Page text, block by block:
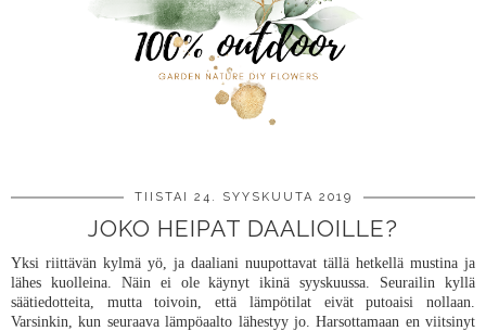
TIISTAI 24. SYYSKUUTA 2019
JOKO HEIPAT DAALIOILLE?
Yksi riittävän kylmä yö, ja daaliani nuupottavat tällä hetkellä mustina ja
lähes kuolleina. Näin ei ole käynyt ikinä syyskuussa. Seurailin kyllä
säätiedotteita, mutta toivoin, että lämpötilat eivät putoaisi nollaan.
Varsinkin, kun seuraava lämpöaalto lähestyy jo. Harsottamaan en viitsinyt